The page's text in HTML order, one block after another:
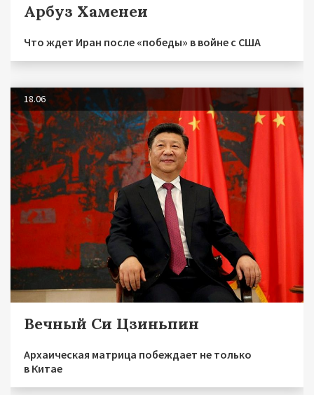
Арбуз Хаменеи
Что ждет Иран после «победы» в войне с США
18.06
Вечный Си Цзиньпин
Архаическая матрица побеждает не только
в Китае